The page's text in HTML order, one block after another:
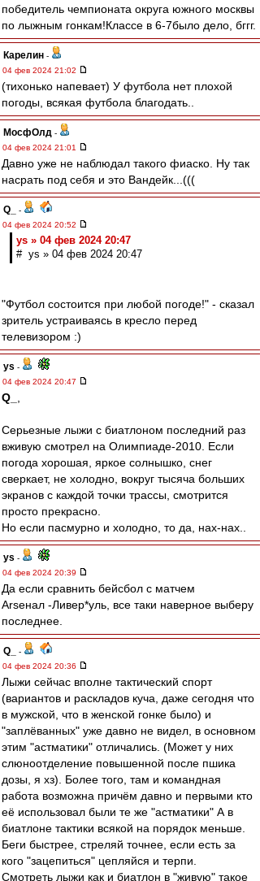
победитель чемпионата округа южного москвы
по лыжным гонкам!Классе в 6-7было дело, бггг.
Карелин -
04 фев 2024 21:02
(тихонько напевает) У футбола нет плохой
погоды, всякая футбола благодать..
МосфОлд -
04 фев 2024 21:01
Давно уже не наблюдал такого фиаско. Ну так
насрать под себя и это Вандейк...(((
Q_
-
04 фев 2024 20:52
ys » 04 фев 2024 20:47
# ys » 04 фев 2024 20:47
"Футбол состоится при любой погоде!" - сказал
зритель устраиваясь в кресло перед
телевизором :)
ys -
04 фев 2024 20:47
Q_
Серьезные лыжи с биатлоном последний раз
вживую смотрел на Олимпиаде-2010. Если
погода хорошая, яркое солнышко, снег
сверкает, не холодно, вокруг тысяча больших
экранов с каждой точки трассы, смотрится
просто прекрасно.
Но если пасмурно и холодно, то да, нах-нах..
ys -
04 фев 2024 20:39
Да если сравнить бейсбол с матчем
Arseнал -Ливер*уль, все таки наверное выберу
последнее.
Q_
-
04 фев 2024 20:36
Лыжи сейчас вполне тактический спорт
(вариантов и раскладов куча, даже сегодня что
в мужской, что в женской гонке было) и
"заплёванных" уже давно не видел, в основном
этим "астматики" отличались. (Может у них
слюноотделение повышенной после пшика
дозы, я хз). Более того, там и командная
работа возможна причём давно и первыми кто
её использовал были те же "астматики" А в
биатлоне тактики всякой на порядок меньше.
Беги быстрее, стреляй точнее, если есть за
кого "зацепиться" цепляйся и терпи.
Смотреть лыжи как и биатлон в "живую" такое